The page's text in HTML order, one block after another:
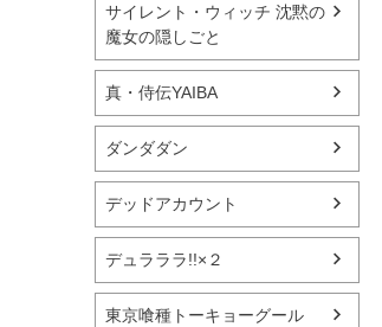
サイレント・ウィッチ 沈黙の
魔女の隠しごと
真・侍伝YAIBA
ダンダダン
デッドアカウント
デュラララ!!×２
東京喰種トーキョーグール